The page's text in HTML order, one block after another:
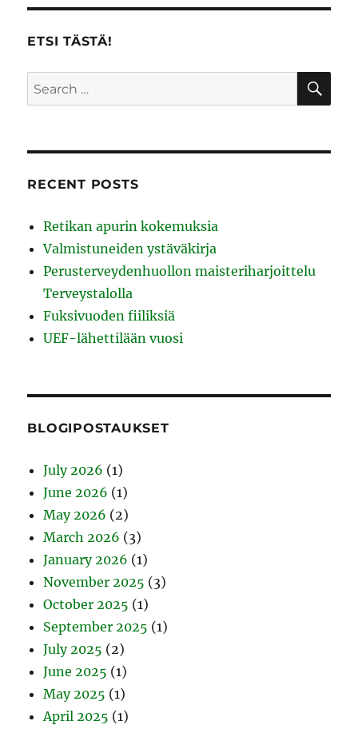
ETSI TÄSTÄ!
Search
for:
RECENT POSTS
Retikan apurin kokemuksia
Valmistuneiden ystäväkirja
Perusterveydenhuollon maisteriharjoittelu
Terveystalolla
Fuksivuoden fiiliksiä
UEF-lähettilään vuosi
BLOGIPOSTAUKSET
July 2026 (1)
June 2026 (1)
May 2026 (2)
March 2026 (3)
January 2026 (1)
November 2025 (3)
October 2025 (1)
September 2025 (1)
July 2025 (2)
June 2025 (1)
May 2025 (1)
April 2025 (1)